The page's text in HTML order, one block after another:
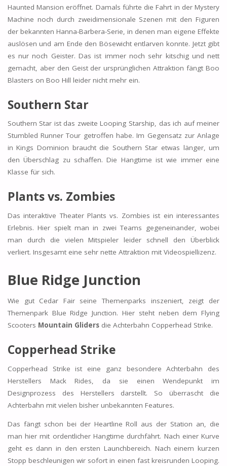
Haunted Mansion eröffnet. Damals führte die Fahrt in der Mystery
Machine noch durch zweidimensionale Szenen mit den Figuren
der bekannten Hanna-Barbera-Serie, in denen man eigene Effekte
auslösen und am Ende den Bösewicht entlarven konnte. Jetzt gibt
es nur noch Geister. Das ist immer noch sehr kitschig und nett
gemacht, aber den Geist der ursprünglichen Attraktion fängt Boo
Blasters on Boo Hill leider nicht mehr ein.
Southern Star
Southern Star ist das zweite Looping Starship, das ich auf meiner
Stumbled Runner Tour getroffen habe. Im Gegensatz zur Anlage
in Kings Dominion braucht die Southern Star etwas länger, um
den Überschlag zu schaffen. Die Hangtime ist wie immer eine
Klasse für sich.
Plants vs. Zombies
Das interaktive Theater Plants vs. Zombies ist ein interessantes
Erlebnis. Hier spielt man in zwei Teams gegeneinander, wobei
man durch die vielen Mitspieler leider schnell den Überblick
verliert. Insgesamt eine sehr nette Attraktion mit Videospiellizenz.
Blue Ridge Junction
Wie gut Cedar Fair seine Themenparks inszeniert, zeigt der
Themenpark Blue Ridge Junction. Hier steht neben dem Flying
Scooters Mountain Glidersdie Achterbahn Copperhead Strike.
Copperhead Strike
Copperhead Strike ist eine ganz besondere Achterbahn des
Herstellers Mack Rides, da sie einen Wendepunkt im
Designprozess des Herstellers darstellt. So überrascht die
Achterbahn mit vielen bisher unbekannten Features.
Das fängt schon bei der Heartline Roll aus der Station an, die
man hier mit ordentlicher Hangtime durchfährt. Nach einer Kurve
geht es dann in den ersten Launchbereich. Nach einem kurzen
Stopp beschleunigen wir sofort in einen fast kreisrunden Looping.